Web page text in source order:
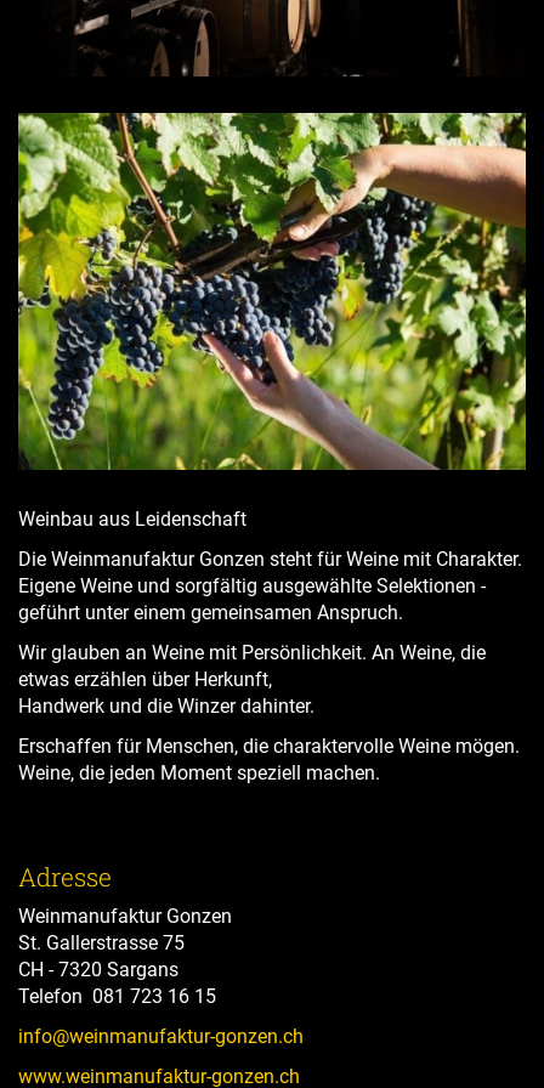
Weinbau aus Leidenschaft
Die Weinmanufaktur Gonzen steht für Weine mit Charakter.
Eigene Weine und sorgfältig ausgewählte Selektionen -
geführt unter einem gemeinsamen Anspruch.
Wir glauben an Weine mit Persönlichkeit. An Weine, die
etwas erzählen über Herkunft,
Handwerk und die Winzer dahinter.
Erschaffen für Menschen, die charaktervolle Weine mögen.
Weine, die jeden Moment speziell machen.
Adresse
Weinmanufaktur Gonzen
St. Gallerstrasse 75
CH - 7320 Sargans
Telefon 081 723 16 15
info@weinmanufaktur-gonzen.ch
www.weinmanufaktur-gonzen.ch